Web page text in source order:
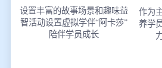
设置丰富的故事场景和趣味益
智活动设置虚拟学伴“阿卡莎”
陪伴学员成长
作为
养学